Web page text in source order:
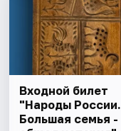
Входной билет
"Народы России.
Большая семья -